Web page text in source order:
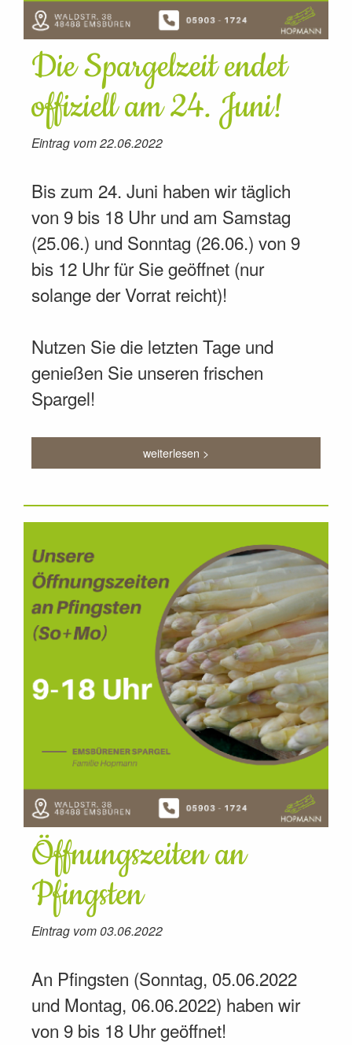
Die Spargelzeit endet
offiziell am 24. Juni!
Eintrag vom 22.06.2022
Bis zum 24. Juni haben wir täglich
von 9 bis 18 Uhr und am Samstag
(25.06.) und Sonntag (26.06.) von 9
bis 12 Uhr für Sie geöffnet (nur
solange der Vorrat reicht)!
Nutzen Sie die letzten Tage und
genießen Sie unseren frischen
Spargel!
weiterlesen >
Öffnungszeiten an
Pfingsten
Eintrag vom 03.06.2022
An Pfingsten (Sonntag, 05.06.2022
und Montag, 06.06.2022) haben wir
von 9 bis 18 Uhr geöffnet!